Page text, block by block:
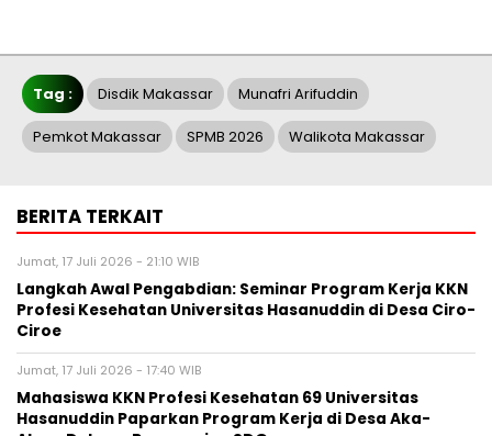
Tag : Disdik Makassar Munafri Arifuddin
Pemkot Makassar SPMB 2026 Walikota Makassar
BERITA TERKAIT
Jumat, 17 Juli 2026 - 21:10 WIB
Langkah Awal Pengabdian: Seminar Program Kerja KKN
Profesi Kesehatan Universitas Hasanuddin di Desa Ciro-
Ciroe
Jumat, 17 Juli 2026 - 17:40 WIB
Mahasiswa KKN Profesi Kesehatan 69 Universitas
Hasanuddin Paparkan Program Kerja di Desa Aka-